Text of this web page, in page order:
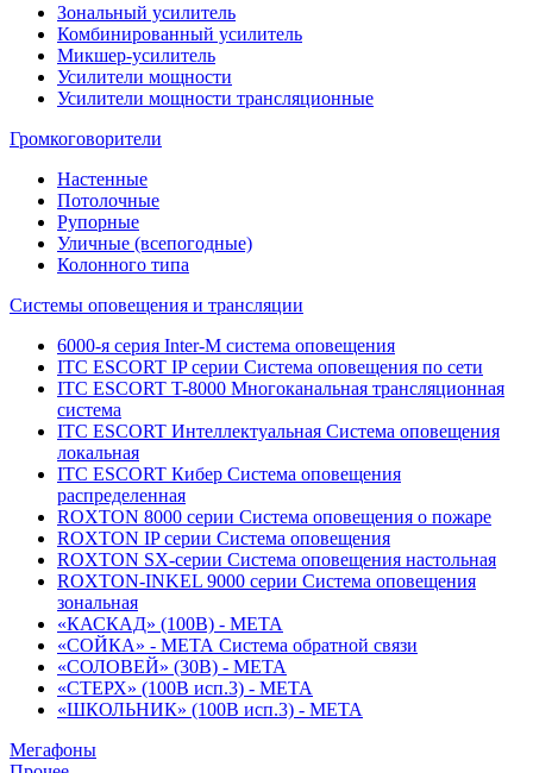
Зональный усилитель
Комбинированный усилитель
Микшер-усилитель
Усилители мощности
Усилители мощности трансляционные
Громкоговорители
Настенные
Потолочные
Рупорные
Уличные (всепогодные)
Колонного типа
Системы оповещения и трансляции
6000-я серия Inter-M система оповещения
ITC ESCORT IP серии Система оповещения по сети
ITC ESCORT T-8000 Многоканальная трансляционная
система
ITC ESCORT Интеллектуальная Система оповещения
локальная
ITC ESCORT Кибер Система оповещения
распределенная
ROXTON 8000 серии Система оповещения о пожаре
ROXTON IP серии Система оповещения
ROXTON SX-серии Система оповещения настольная
ROXTON-INKEL 9000 серии Система оповещения
зональная
«КАСКАД» (100В) - МЕТА
«СОЙКА» - МЕТА Система обратной связи
«СОЛОВЕЙ» (30В) - МЕТА
«СТЕРХ» (100В исп.3) - МЕТА
«ШКОЛЬНИК» (100В исп.3) - МЕТА
Мегафоны